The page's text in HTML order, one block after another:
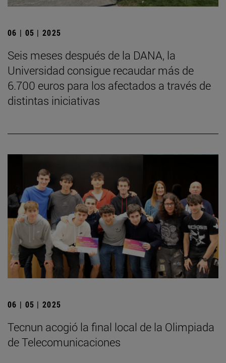
06 | 05 | 2025
Seis meses después de la DANA, la
Universidad consigue recaudar más de
6.700 euros para los afectados a través de
distintas iniciativas
06 | 05 | 2025
­Tecnun acogió la final local de la Olimpiada
de Telecomunicaciones